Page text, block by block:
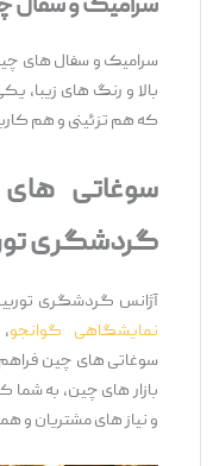
سرامیک و سفال
سرامیک و سفال ‌های
بالا و رنگ‌ های زیبا،
که هم تزئینی و هم
سوغاتی
گردشگری
آژانس گردشگری
نمایشگاهی گوانجو،
سوغاتی ‌های چین فراهم
بازار های چین، به شما
و نیاز های مشتریان و